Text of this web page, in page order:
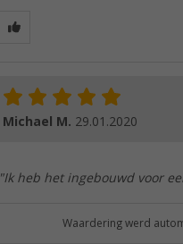
Michael M. 29.01.2020
"Ik heb het ingebouwd voor
Waardering werd